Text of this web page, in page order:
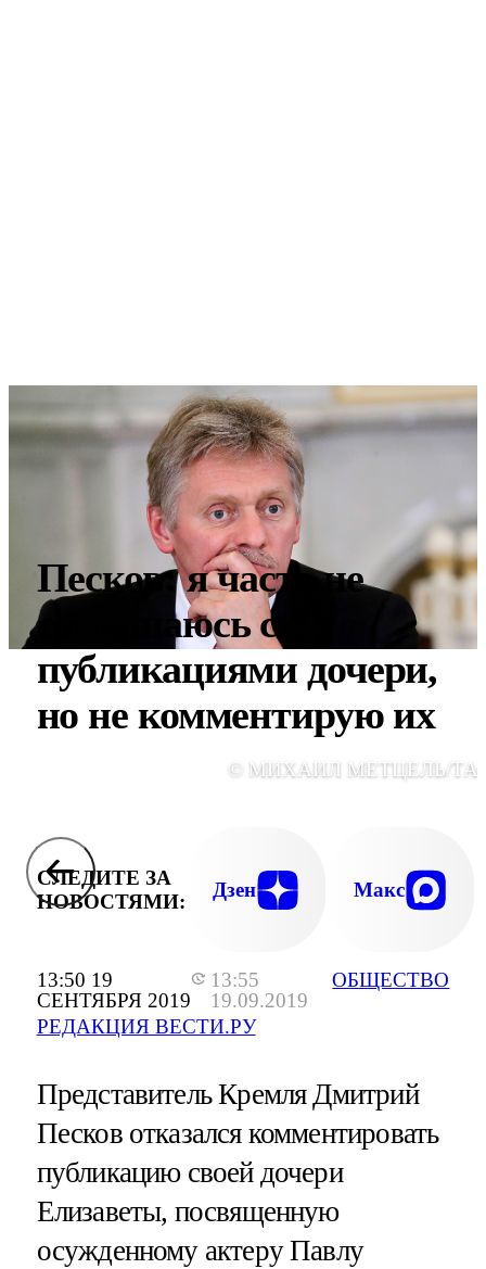
13:50 19
СЕНТЯБРЯ 2019
13:55
19.09.2019
РЕДАКЦИЯ ВЕСТИ.РУ
ОБЩЕСТВО
Песков: я часто не
соглашаюсь с
публикациями дочери,
но не комментирую их
© МИХАИЛ МЕТЦЕЛЬ/
СЛЕДИТЕ ЗА
НОВОСТЯМИ:
Дзен Макс
Представитель Кремля Дмитрий
Песков отказался комментировать
публикацию своей дочери
Елизаветы, посвященную
осужденному актеру Павлу